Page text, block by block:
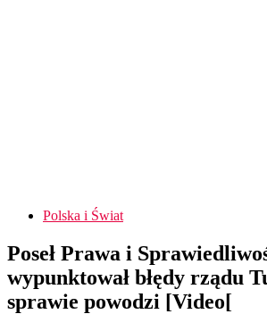
Polska i Świat
Poseł Prawa i
wypunktował błędy rządu
sprawie powodzi [Video[